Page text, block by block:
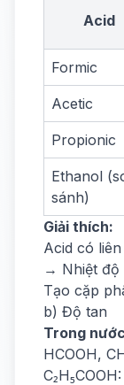
Acid
Formic
Acetic
Propionic
Ethanol
sánh)
Giải thích:
Acid có
→ Nhiệt độ
Tạo cặp
b) Độ tan
Trong
HCOOH,